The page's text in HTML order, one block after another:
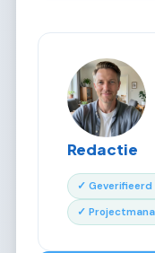
Redactie
✓
✓